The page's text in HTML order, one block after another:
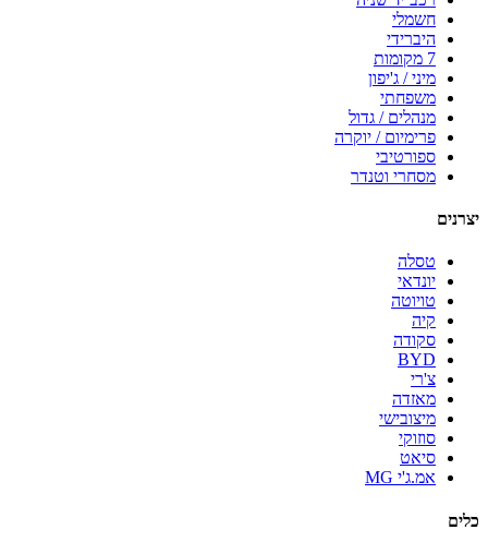
חשמלי
היברידי
7 מקומות
מיני / ג'יפון
משפחתי
מנהלים / גדול
פרימיום / יוקרה
ספורטיבי
מסחרי וטנדר
יצרנים
טסלה
יונדאי
טויוטה
קיה
סקודה
BYD
צ'רי
מאזדה
מיצובישי
סוזוקי
סיאט
אמ.ג'י MG
כלים